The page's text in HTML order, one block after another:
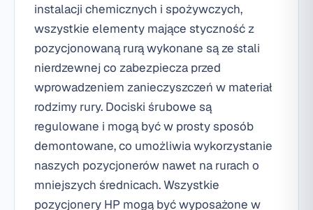
instalacji chemicznych i spożywczych,
wszystkie elementy mające styczność z
pozycjonowaną rurą wykonane są ze stali
nierdzewnej co zabezpiecza przed
wprowadzeniem zanieczyszczeń w materiał
rodzimy rury. Dociski śrubowe są
regulowane i mogą być w prosty sposób
demontowane, co umożliwia wykorzystanie
naszych pozycjonerów nawet na rurach o
mniejszych średnicach. Wszystkie
pozycjonery HP mogą być wyposażone w